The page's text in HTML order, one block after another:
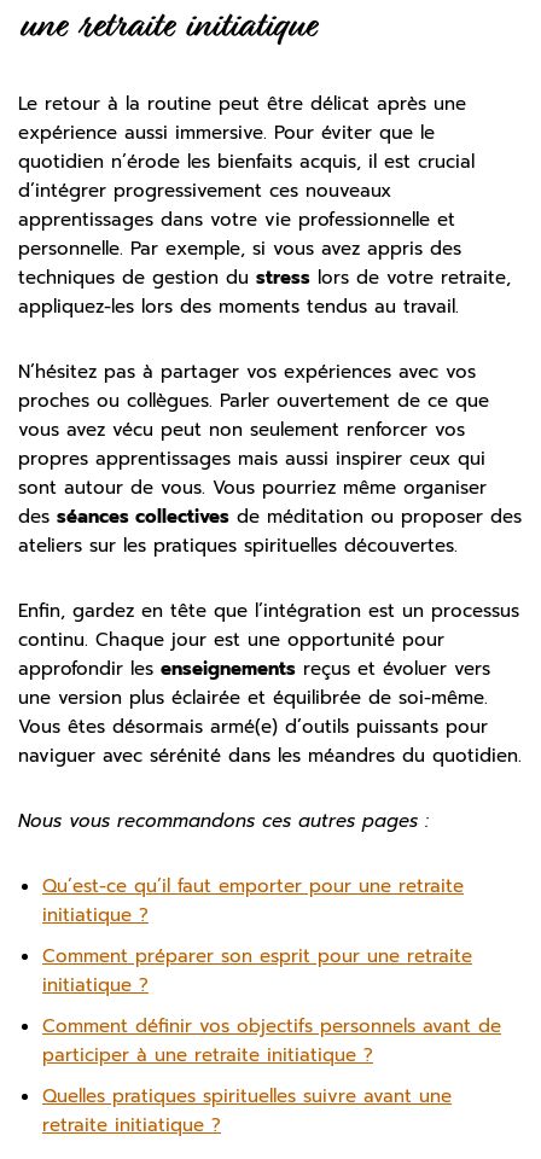
une retraite initiatique
Le retour à la routine peut être délicat après une
expérience aussi immersive. Pour éviter que le
quotidien n’érode les bienfaits acquis, il est crucial
d’intégrer progressivement ces nouveaux
apprentissages dans votre vie professionnelle et
personnelle. Par exemple, si vous avez appris des
techniques de gestion du stress lors de votre retraite,
appliquez-les lors des moments tendus au travail.
N’hésitez pas à partager vos expériences avec vos
proches ou collègues. Parler ouvertement de ce que
vous avez vécu peut non seulement renforcer vos
propres apprentissages mais aussi inspirer ceux qui
sont autour de vous. Vous pourriez même organiser
des séances collectives de méditation ou proposer des
ateliers sur les pratiques spirituelles découvertes.
Enfin, gardez en tête que l’intégration est un processus
continu. Chaque jour est une opportunité pour
approfondir les enseignements reçus et évoluer vers
une version plus éclairée et équilibrée de soi-même.
Vous êtes désormais armé(e) d’outils puissants pour
naviguer avec sérénité dans les méandres du quotidien.
Nous vous recommandons ces autres pages :
Qu’est-ce qu’il faut emporter pour une retraite
initiatique ?
Comment préparer son esprit pour une retraite
initiatique ?
Comment définir vos objectifs personnels avant de
participer à une retraite initiatique ?
Quelles pratiques spirituelles suivre avant une
retraite initiatique ?